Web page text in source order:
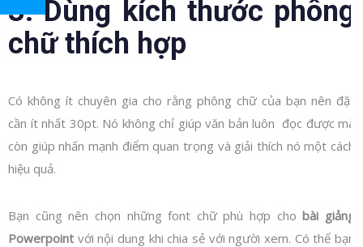
3. Dùng kích thước phông
chữ thích hợp
Có không ít chuyên gia cho rằng phông chữ của bạn nên đặt
cần ít nhất 30pt. Nó không chỉ giúp văn bản luôn đọc được mà
còn giúp nhấn mạnh điểm quan trọng và giải thích nó một cách
hiệu quả.
Bạn cũng nên chọn những font chữ phù hợp chobài giảng
Powerpoint với nội dung khi chia sẻ với người xem. Có thể bạn